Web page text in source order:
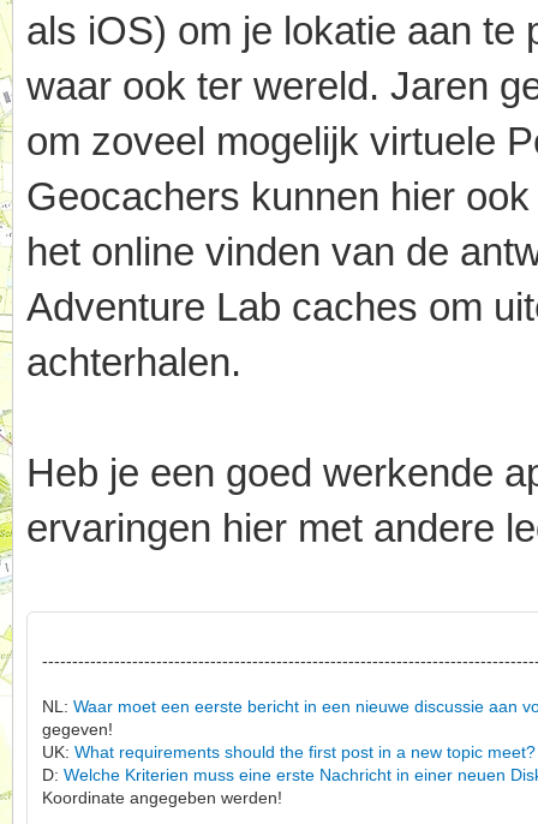
als iOS) om je lokatie aan te
waar ook ter wereld. Jaren
om zoveel mogelijk virtuele
Geocachers kunnen hier
het online vinden van de
Adventure Lab caches om
achterhalen.
Heb je een goed werkende
ervaringen hier met andere
NL: Waar moet een eerste bericht in een nieuwe discussie aan
gegeven!
UK: What requirements should the first post in a new topic meet?
D: Welche Kriterien muss eine erste Nachricht in einer neuen
Koordinate angegeben werden!